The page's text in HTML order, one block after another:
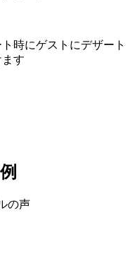
時にゲストにデザート
す
の声